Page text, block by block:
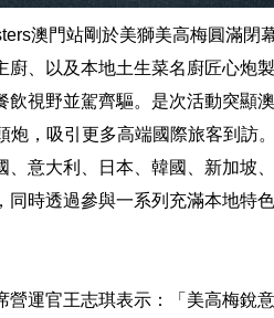
澳門站剛於美獅美高梅圓滿閉
、以及本地土生菜名廚匠心炮
飲視野並駕齊驅。是次活動突顯
炮，吸引更多高端國際旅客到訪
、意大利、日本、韓國、新加坡
同時透過參與一系列充滿本地特
營運官王志琪表示：「美高梅銳